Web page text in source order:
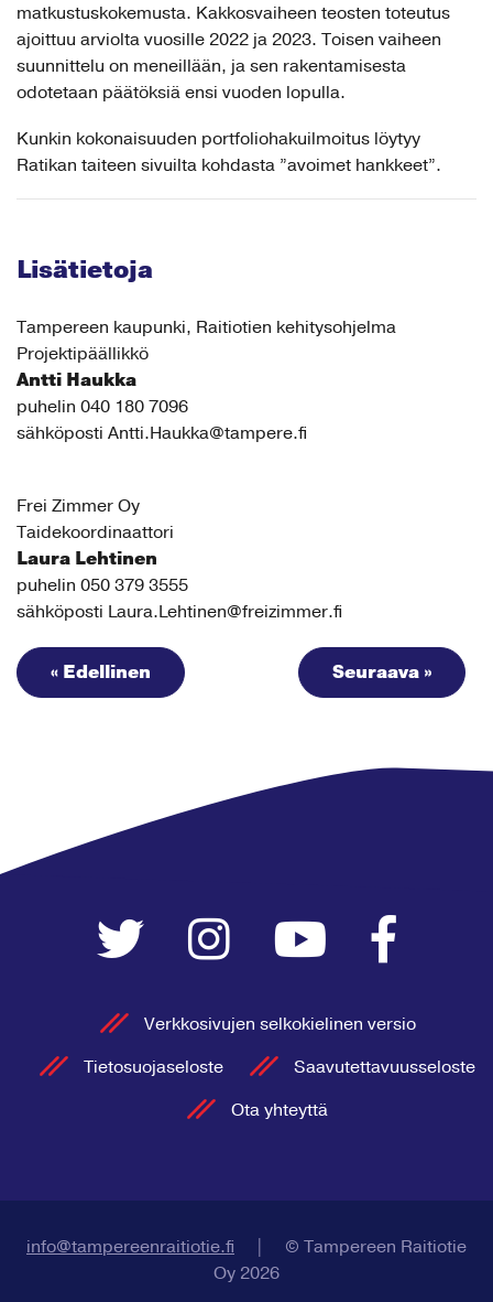
matkustuskokemusta. Kakkosvaiheen teosten toteutus
ajoittuu arviolta vuosille 2022 ja 2023. Toisen vaiheen
suunnittelu on meneillään, ja sen rakentamisesta
odotetaan päätöksiä ensi vuoden lopulla.
Kunkin kokonaisuuden portfoliohakuilmoitus löytyy
Ratikan taiteen sivuilta kohdasta ”avoimet hankkeet”.
Lisätietoja
Tampereen kaupunki, Raitiotien kehitysohjelma
Projektipäällikkö
Antti Haukka
puhelin 040 180 7096
sähköposti Antti.Haukka@tampere.fi
Frei Zimmer Oy
Taidekoordinaattori
Laura Lehtinen
puhelin 050 379 3555
sähköposti Laura.Lehtinen@freizimmer.fi
Seuraava »
« Edellinen
Verkkosivujen selkokielinen versio
Tietosuojaseloste
Saavutettavuusseloste
Ota yhteyttä
info@tampereenraitiotie.fi
© Tampereen Raitiotie
Oy 2026